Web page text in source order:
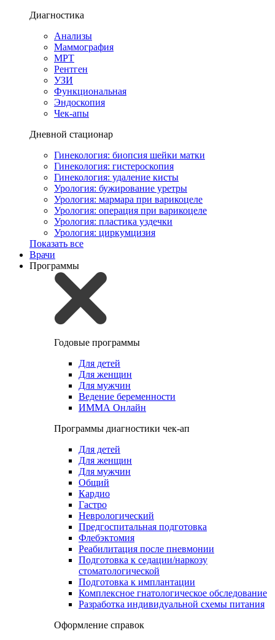
Диагностика
Анализы
Маммография
МРТ
Рентген
УЗИ
Функциональная
Эндоскопия
Чек-апы
Дневной стационар
Гинекология: биопсия шейки матки
Гинекология: гистероскопия
Гинекология: удаление кисты
Урология: бужирование уретры
Урология: мармара при варикоцеле
Урология: операция при варикоцеле
Урология: пластика уздечки
Урология: циркумцизия
Показать все
Врачи
Программы
Годовые программы
Для детей
Для женщин
Для мужчин
Ведение беременности
ИММА Онлайн
Программы диагностики чек-ап
Для детей
Для женщин
Для мужчин
Общий
Кардио
Гастро
Неврологический
Предгоспитальная подготовка
Флебэктомия
Реабилитация после пневмонии
Подготовка к седации/наркозу
стоматологической
Подготовка к имплантации
Комплексное гнатологическое обследование
Разработка индивидуальной схемы питания
Оформление справок